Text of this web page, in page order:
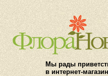
Мы рады
в интернет-